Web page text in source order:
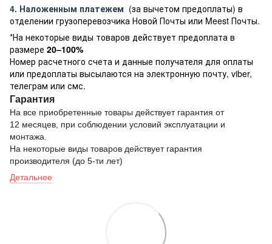
4. Наложенным платежем (за вычетом предоплаты) в
отделении грузоперевозчика Новой Почты или Meest Почты.
*На некоторые виды товаров действует предоплата в
размере 20–100%
Номер расчетного счета и данные получателя для оплаты
или предоплаты высылаются на электронную почту, viber,
телеграм или смс.
Гарантия
На все приобретенные товары действует гарантия от
12 месяцев, при соблюдении условий эксплуатации и
монтажа.
На некоторые виды товаров действует гарантия
производителя (до 5-ти лет)
Детальнее